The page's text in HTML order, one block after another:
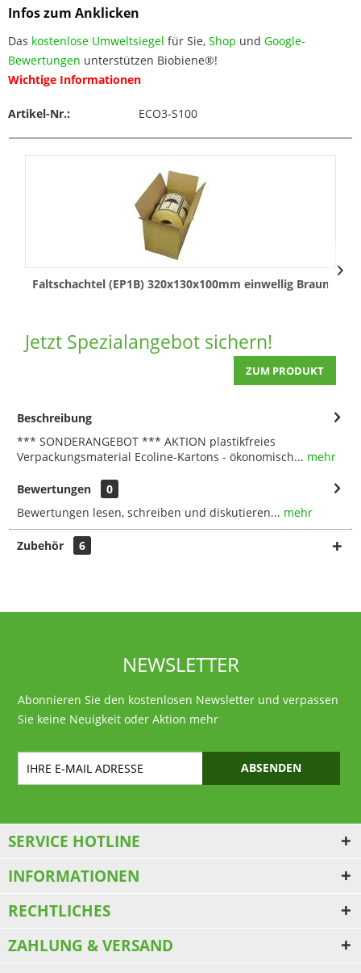
Infos zum Anklicken
Das kostenlose Umweltsiegel für Sie, Shop und Google-
Bewertungen unterstützen Biobiene®!
Wichtige Informationen
Artikel-Nr.: ECO3-S100
Faltschachtel (EP1B) 320x130x100mm einwellig Braun
Jetzt Spezialangebot sichern!
ZUM PRODUKT
Beschreibung
*** SONDERANGEBOT *** AKTION plastikfreies
Verpackungsmaterial Ecoline-Kartons - ökonomisch... mehr
Bewertungen
0
Bewertungen lesen, schreiben und diskutieren... mehr
Zubehör 6
NEWSLETTER
Abonnieren Sie den kostenlosen Newsletter und verpassen
Sie keine Neuigkeit oder Aktion mehr
ABSENDEN
SERVICE HOTLINE
INFORMATIONEN
RECHTLICHES
ZAHLUNG & VERSAND